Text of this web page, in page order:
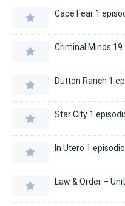
Cape Fear 1
Criminal Minds 19
Dutton Ranch 1
Star City 1
In Utero 1
Law & Order –